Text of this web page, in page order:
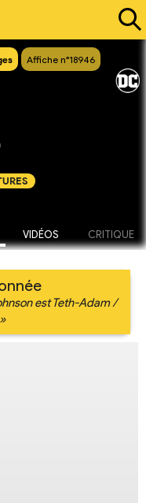
Affiche n°18946
VIDÉOS CRITIQUE
est Teth-Adam /